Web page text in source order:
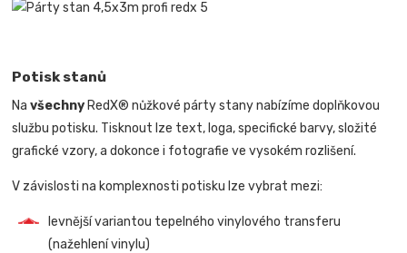
Potisk stanů
Navšechny RedX® nůžkové párty stany nabízíme doplňkovou
službu potisku. Tisknout lze text, loga, specifické barvy, složité
grafické vzory, a dokonce i fotografie ve vysokém rozlišení.
V závislosti na komplexnosti potisku lze vybrat mezi:
levnější variantou tepelného vinylového transferu
(nažehlení vinylu)